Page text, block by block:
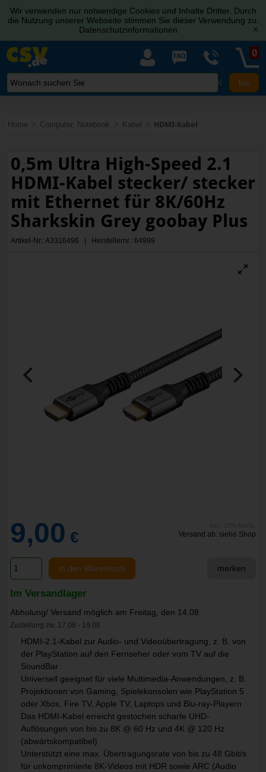
Wir verwenden nur notwendige Cookies und Inhalte Dritter. Durch
die Nutzung unserer Webseite stimmen Sie dieser Verwendung zu.
Datenschutzinformationen
[x]
X
0
Home Computer, Notebook Kabel HDMI-Kabel
0,5m Ultra High-Speed 2.1
HDMI-Kabel stecker/ stecker
mit Ethernet für 8K/60Hz
Sharkskin Grey goobay Plus
Artikel-Nr.: A3316496 | Herstellernr.: 64999
9,00 € Versand ab: siehe Shop
in den Warenkorb merken
Im Versandlager
Abholung/ Versand möglich am Freitag, den 14.08
Zustellung zw. 17.08 - 19.08
HDMI-2.1-Kabel zur Audio- und Videoübertragung, z. B. von
der PlayStation auf den Fernseher oder vom TV auf die
SoundBar
Universell geeignet für viele Multimedia-Anwendungen, z. B.
Projektionen von Gaming, Spielekonsolen wie PlayStation 5
oder Xbox, Fire TV, Apple TV, Laptops und Blu-ray-Playern
Das HDMI-Kabel erreicht gestochen scharfe UHD-
Auflösungen von bis zu 8K @ 60 Hz und 4K @ 120 Hz
(abwärtskompatibel)
Unterstützt eine max. Übertragungsrate von bis zu 48 Gbit/s
für unkomprimierte 8K-Videos mit HDR sowie ARC (Audio